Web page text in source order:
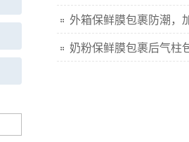
外箱保鲜膜包裹防潮，
奶粉保鲜膜包裹后气柱